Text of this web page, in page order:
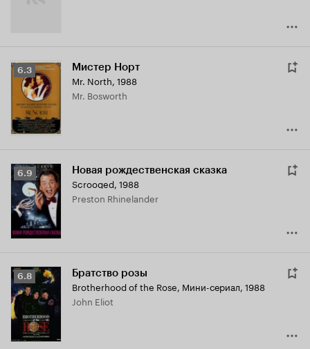
Рейтинг
Кинопоиска
6.3
6.3 Мистер Норт
Mr. North, 1988
Mr. Bosworth
Рейтинг
Кинопоиска
6.9
6.9 Новая рождественская сказка
Scrooged, 1988
Preston Rhinelander
Рейтинг
Кинопоиска
6.8
6.8 Братство розы
Brotherhood of the Rose, Мини-сериал, 1988
John Eliot